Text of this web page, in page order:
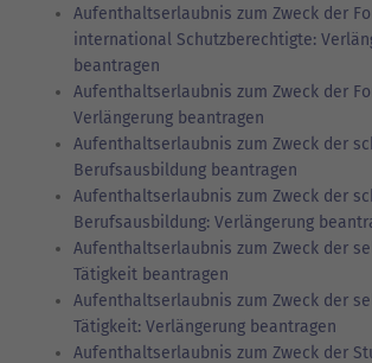
Aufenthaltserlaubnis zum Zweck der
international Schutzberechtigte:
beantragen
Aufenthaltserlaubnis zum Zweck der
Verlängerung beantragen
Aufenthaltserlaubnis zum Zweck der
Berufsausbildung beantragen
Aufenthaltserlaubnis zum Zweck der
Berufsausbildung: Verlängerung
Aufenthaltserlaubnis zum Zweck der
Tätigkeit beantragen
Aufenthaltserlaubnis zum Zweck der
Tätigkeit: Verlängerung beantragen
Aufenthaltserlaubnis zum Zweck der